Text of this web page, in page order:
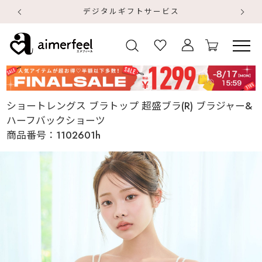
デジタルギフトサービス
ショートレングス ブラトップ 超盛ブラ(R) ブラジャー&
ハーフバックショーツ
商品番号： 1102601h